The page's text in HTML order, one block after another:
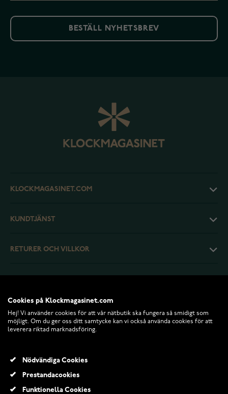
BESTÄLL NYHETSBREV
KLOCKMAGASINET.COM
KUNDTJÄNST
RETURER OCH VILLKOR
Cookies på Klockmagasinet.com
Hej! Vi använder cookies för att vår nätbutik ska fungera så smidigt som
möjligt. Om du ger oss ditt samtycke kan vi också använda cookies för att
leverera riktad marknadsföring.
Nödvändiga Cookies
Prestandacookies
Funktionella Cookies